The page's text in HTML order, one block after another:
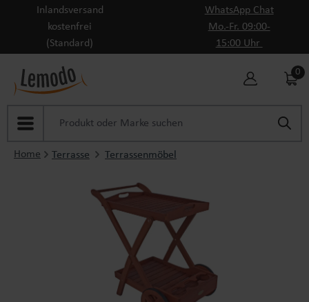
Zum Hauptinhalt springen
Inlandsversand
kostenfrei
(Standard)
WhatsApp Chat
Mo.-Fr. 09:00-
15:00 Uhr
0
Home Terrasse Terrassenmöbel